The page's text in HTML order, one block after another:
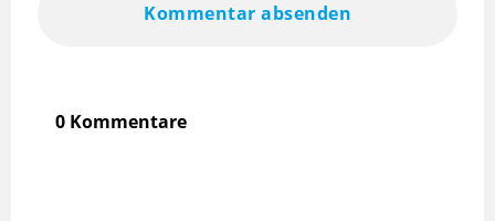
Kommentar absenden
0 Kommentare